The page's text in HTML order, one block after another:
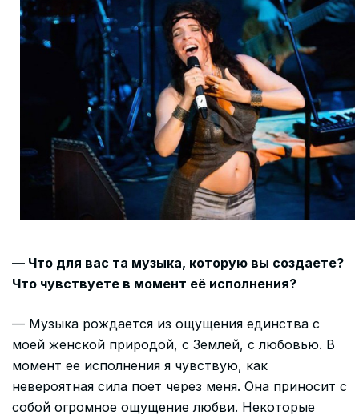
— Что для вас та музыка, которую вы создаете?
Что чувствуете в момент её исполнения?
— Музыка рождается из ощущения единства с
моей женской природой, с Землей, с любовью. В
момент ее исполнения я чувствую, как
невероятная сила поет через меня. Она приносит с
собой огромное ощущение любви. Некоторые